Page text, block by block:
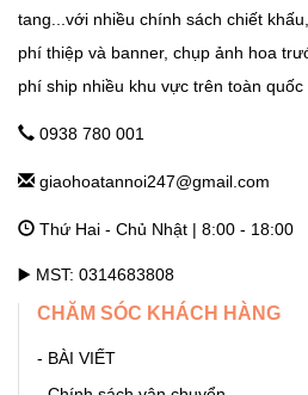
tang...với nhiều chính sách chiết
phí thiệp và banner, chụp ảnh hoa
phí ship nhiều khu vực trên toàn quốc
0938 780 001
giaohoatannoi247@gmail.com
Thứ Hai - Chủ Nhật | 8:00 - 18:00
▶️ MST: 0314683808
CHĂM SÓC KHÁCH HÀNG
- BÀI VIẾT
Tỉnh Lộ 84, TT. Liên Quan, Thạch
GHTN247_SHOP HOA THANH OAI
Số 7 Dốc Mọc - Cao Dương - Thanh
Hà Nội
11 Quang Trung, thị trấn Vân Đình -